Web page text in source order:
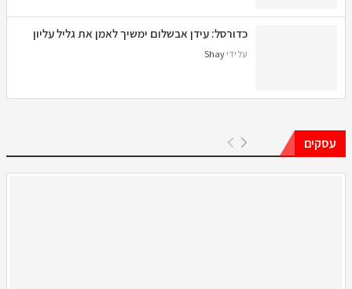
כדורסל: עידן אבשלום ימשיך לאמן את גליל עליון
על ידי Shay
עסקים